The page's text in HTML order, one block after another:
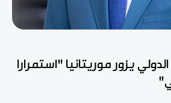
يزور موريتانيا "استمرارا